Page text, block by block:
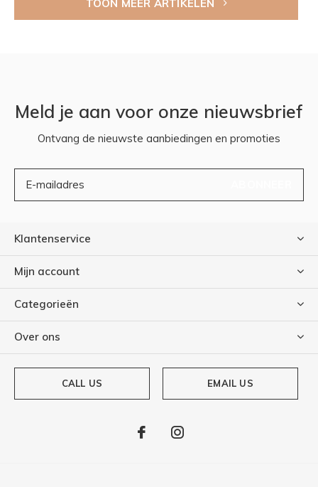
TOON MEER ARTIKELEN
Meld je aan voor onze nieuwsbrief
Ontvang de nieuwste aanbiedingen en promoties
Klantenservice
Mijn account
Categorieën
Over ons
CALL US EMAIL US